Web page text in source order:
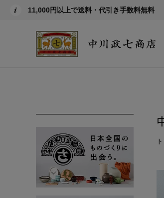
11,000円以上で送料・代引き手数料無料